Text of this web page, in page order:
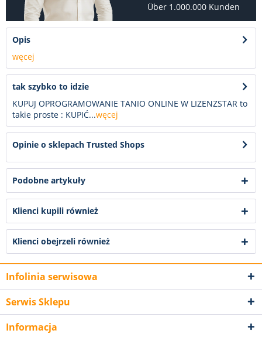
Über 1.000.000 Kunden
Opis
węcej
tak szybko to idzie
KUPUJ OPROGRAMOWANIE TANIO ONLINE W LIZENZSTAR to
takie proste : KUPIĆ...węcej
Opinie o sklepach Trusted Shops
Podobne artykuły
Klienci kupili również
Klienci obejrzeli również
Infolinia serwisowa
Serwis Sklepu
Informacja